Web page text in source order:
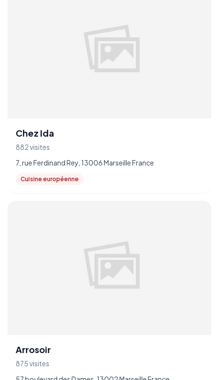
Chez Ida
882 visites
7, rue Ferdinand Rey, 13006 Marseille France
Cuisine européenne
Arrosoir
875 visites